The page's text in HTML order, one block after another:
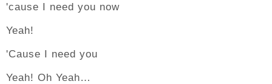
'cause I need you now
Yeah!
'Cause I need you
Yeah! Oh Yeah…